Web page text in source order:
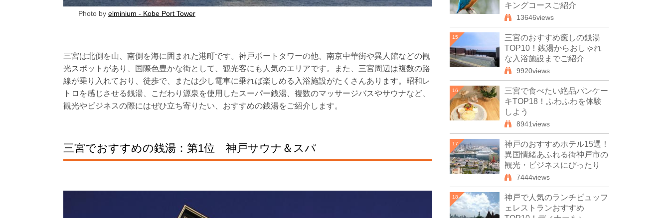
Photo by elminium - Kobe Port Tower
三宮は北側を山、南側を海に囲まれた港町です。神戸ポートタワーの他、南京中華街や異人館などの観
光スポットがあり、国際色豊かな街として、観光客にも人気のエリアです。また、三宮周辺は複数の路
線が乗り入れており、徒歩で、または少し電車に乗れば楽しめる入浴施設がたくさんあります。昭和レ
トロを感じさせる銭湯、こだわり源泉を使用したスーパー銭湯、複数のマッサージバスやサウナなど、
観光やビジネスの際にはぜひ立ち寄りたい、おすすめの銭湯をご紹介します。
三宮でおすすめの銭湯：第1位 神戸サウナ＆スパ
キングコースご紹介
13646views
15
三宮のおすすめ癒しの銭湯
TOP10！銭湯からおしゃれ
な入浴施設までご紹介
9920views
16
三宮で食べたい絶品パンケー
キTOP18！ふわふわを体験
しよう
8941views
17
神戸のおすすめホテル15選！
異国情緒あふれる街神戸市の
観光・ビジネスにぴったり
7444views
18
神戸で人気のランチビュッフ
ェレストランおすすめ